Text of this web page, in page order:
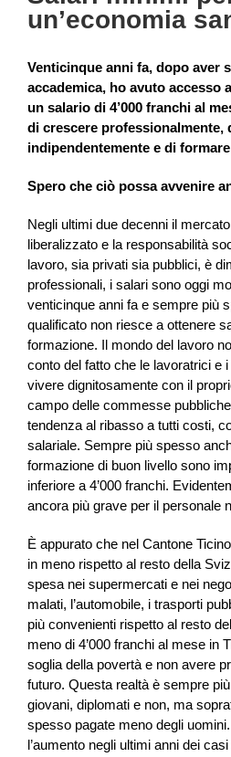
un’economia
Venticinque anni fa, dopo aver
accademica, ho avuto accesso
un salario di 4’000 franchi al
di crescere professionalmente,
indipendentemente e di
Spero che ciò possa avvenire
Negli ultimi due decenni il
liberalizzato e la responsabilità
lavoro, sia privati sia pubblici, è
professionali, i salari sono oggi
venticinque anni fa e sempre più
qualificato non riesce a ottenere
formazione. Il mondo del lavoro
conto del fatto che le lavoratrici e
vivere dignitosamente con il
campo delle commesse
tendenza al ribasso a tutti costi,
salariale. Sempre più spesso
formazione di buon livello sono
inferiore a 4’000 franchi.
ancora più grave per il personale
È appurato che nel Cantone
in meno rispetto al resto della
spesa nei supermercati e nei
malati, l’automobile, i trasporti
più convenienti rispetto al resto
meno di 4’000 franchi al mese in
soglia della povertà e non avere
futuro. Questa realtà è sempre
giovani, diplomati e non, ma
spesso pagate meno degli
l’aumento negli ultimi anni dei